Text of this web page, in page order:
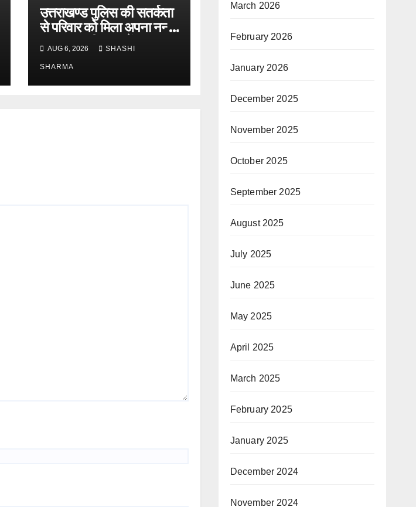
उत्तराखण्ड पुलिस की सतर्कता
से परिवार को मिला अपना नन्हा
लाल, कुछ ही समय में सकुशल
खोजकर परिजनों के किया सुपुर्द
AUG 6, 2026 SHASHI
SHARMA
March 2026
February 2026
January 2026
December 2025
November 2025
October 2025
September 2025
August 2025
July 2025
June 2025
May 2025
April 2025
March 2025
February 2025
January 2025
December 2024
November 2024